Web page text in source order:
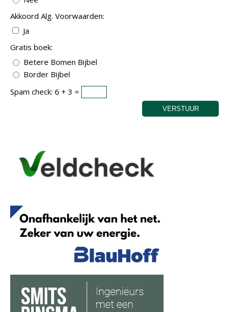
Akkoord Alg. Voorwaarden:
Ja
Gratis boek:
Betere Bomen Bijbel
Border Bijbel
Spam check: 6 + 3 =